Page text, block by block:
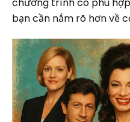
bạn cần nắm rõ hơn về